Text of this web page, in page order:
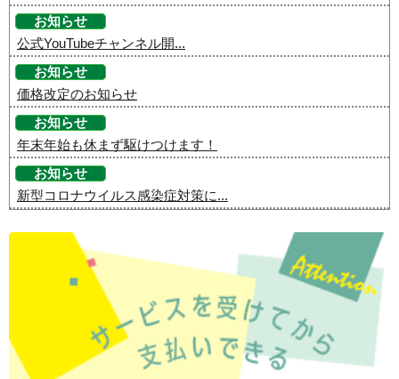
お知らせ
公式YouTubeチャンネル開...
お知らせ
価格改定のお知らせ
お知らせ
年末年始も休まず駆けつけます！
お知らせ
新型コロナウイルス感染症対策に...